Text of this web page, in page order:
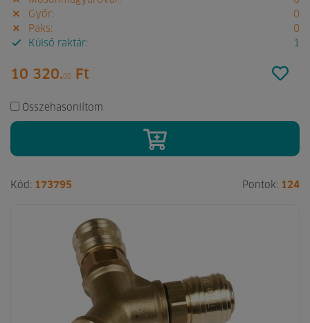
Győr:
0
Paks:
0
Külső raktár:
1
10 320.00 Ft
Összehasonlítom
Kód: 173795 Pontok: 124